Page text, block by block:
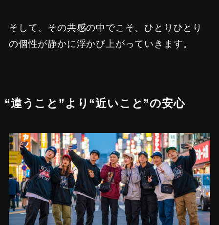
そして、その共感の中でこそ、ひとりひとり
の個性が静かに浮かび上がっていきます。
“違うこと”より“近いこと”の安心